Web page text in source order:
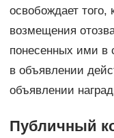
освобождает того,
возмещения
понесенных ими в
в объявлении
объявлении
Публичный